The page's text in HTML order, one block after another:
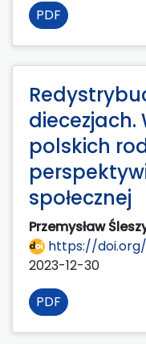
PDF
diecezjach.
polskich
społecznej
Przemysław
https://doi.org/
2023-12-30
PDF